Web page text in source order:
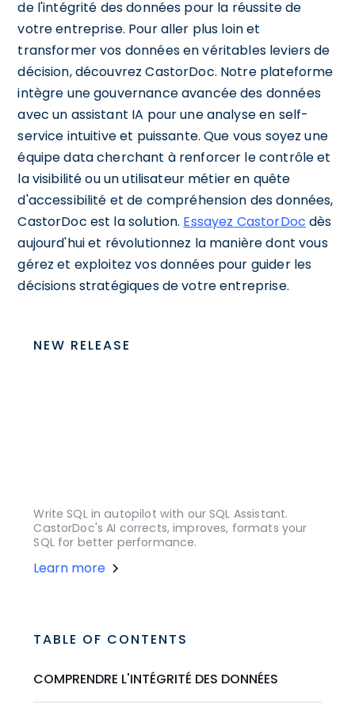
de l'intégrité des données pour la réussite de
votre entreprise. Pour aller plus loin et
transformer vos données en véritables leviers de
décision, découvrez CastorDoc. Notre plateforme
intègre une gouvernance avancée des données
avec un assistant IA pour une analyse en self-
service intuitive et puissante. Que vous soyez une
équipe data cherchant à renforcer le contrôle et
la visibilité ou un utilisateur métier en quête
d'accessibilité et de compréhension des données,
CastorDoc est la solution. Essayez CastorDoc dès
aujourd'hui et révolutionnez la manière dont vous
gérez et exploitez vos données pour guider les
décisions stratégiques de votre entreprise.
NEW RELEASE
Write SQL in autopilot with our SQL Assistant.
CastorDoc's AI corrects, improves, formats your
SQL for better performance.
Learn more
TABLE OF CONTENTS
COMPRENDRE L'INTÉGRITÉ DES DONNÉES